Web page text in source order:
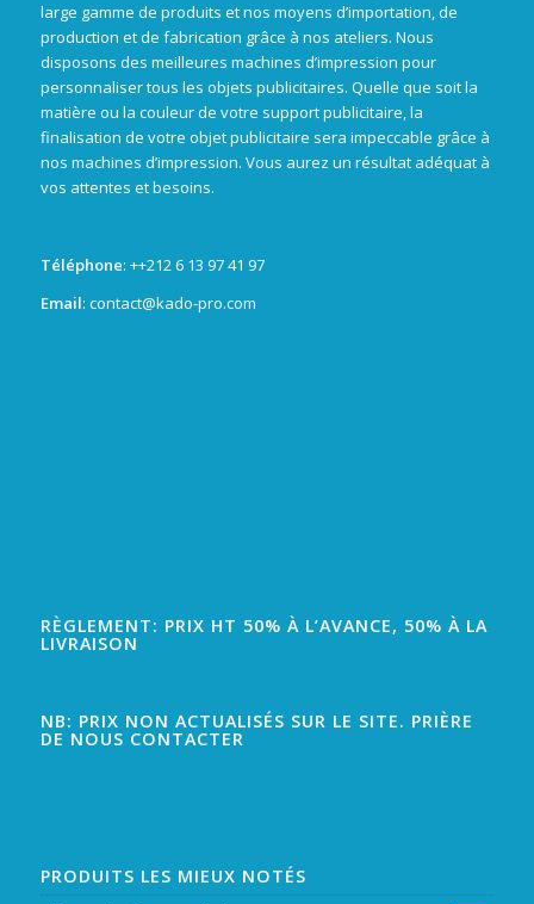
large gamme de produits et nos moyens d’importation, de
production et de fabrication grâce à nos ateliers. Nous
disposons des meilleures machines d’impression pour
personnaliser tous les objets publicitaires. Quelle que soit la
matière ou la couleur de votre support publicitaire, la
finalisation de votre objet publicitaire sera impeccable grâce à
nos machines d’impression. Vous aurez un résultat adéquat à
vos attentes et besoins.
Téléphone: ++212 6 13 97 41 97
Email: contact@kado-pro.com
RÈGLEMENT: PRIX HT 50% À L’AVANCE, 50% À LA
LIVRAISON
NB: PRIX NON ACTUALISÉS SUR LE SITE. PRIÈRE
DE NOUS CONTACTER
PRODUITS LES MIEUX NOTÉS